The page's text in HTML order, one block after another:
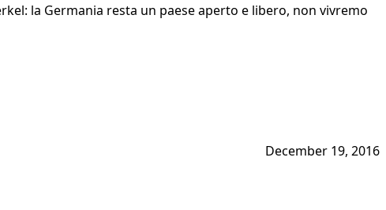
la Germania resta un paese aperto e libero, non vivremo
December 19, 2016